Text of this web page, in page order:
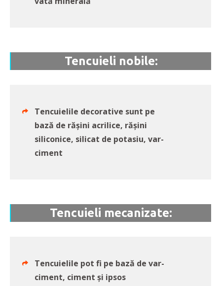
Tencuieli nobile:
Tencuielile decorative sunt pe
bază de răşini acrilice, răşini
siliconice, silicat de potasiu, var-
ciment
Tencuieli mecanizate:
Tencuielile pot fi pe bază de var-
ciment, ciment şi ipsos